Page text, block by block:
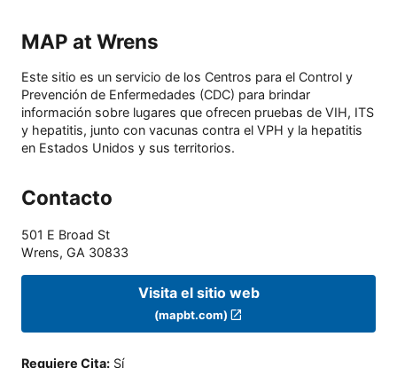
MAP at Wrens
Este sitio es un servicio de los Centros para el Control y
Prevención de Enfermedades (CDC) para brindar
información sobre lugares que ofrecen pruebas de VIH, ITS
y hepatitis, junto con vacunas contra el VPH y la hepatitis
en Estados Unidos y sus territorios.
Contacto
501 E Broad St
Wrens, GA 30833
Visita el sitio web
(mapbt.com)
Requiere Cita: Sí